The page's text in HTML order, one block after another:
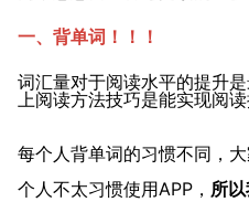
一、背单词！！！
词汇量对于阅读水平的提升
上阅读方法技巧是能实现阅读
每个人背单词的习惯不同，
个人不太习惯使用APP， 所